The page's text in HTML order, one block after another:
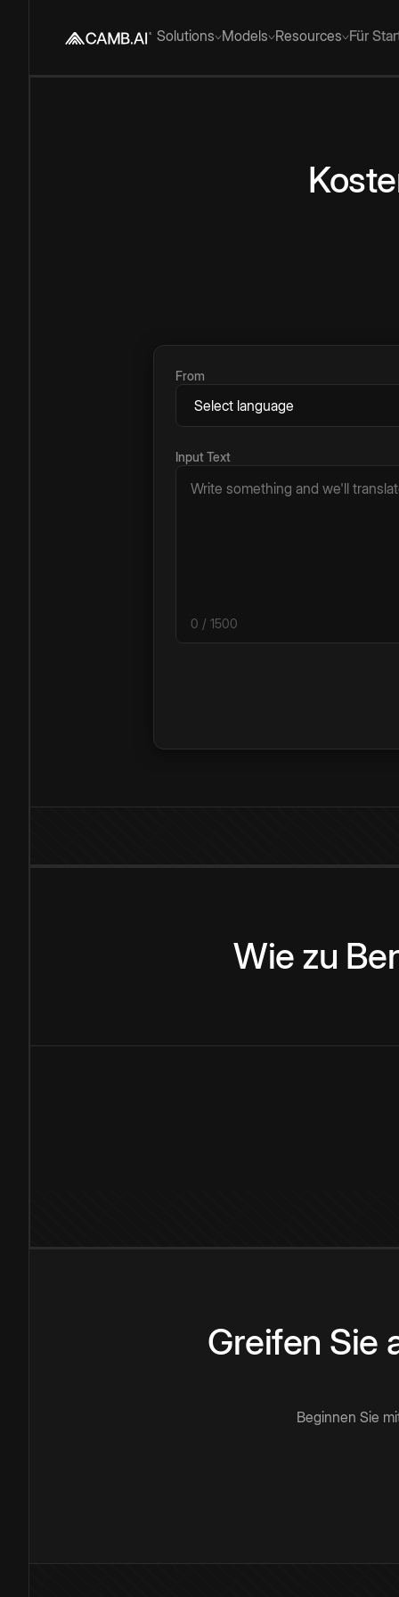
Solutions Models Resources Für
From
Input Text
0 / 1500
Wie zu
Greifen Sie
Beginnen Sie